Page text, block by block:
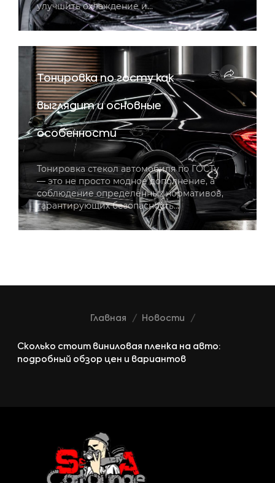
улучшить охлаждение и…
Тонировка по госту как
выглядит и основные
особенности
Тонировка стекол автомобиля по ГОСТу
— это не просто модное дополнение, а
соблюдение определённых нормативов,
гарантирующих безопасность…
Главная Новости
Сколько стоит виниловая пленка на авто:
подробный обзор цен и вариантов